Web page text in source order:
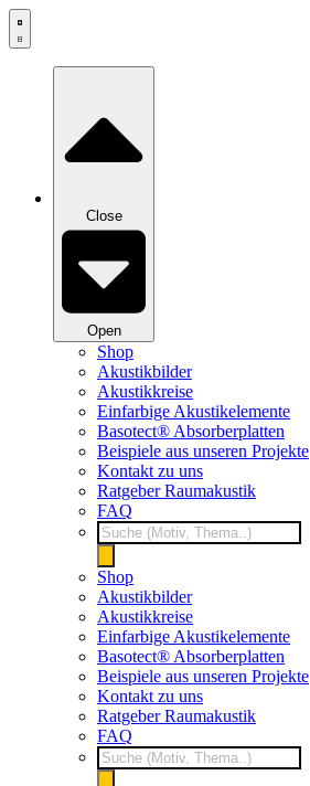
Zum
Inhalt
Close
Open
Shop
Akustikbilder
Akustikkreise
Einfarbige Akustikelemente
Basotect® Absorberplatten
Beispiele aus unseren Projekte
Kontakt zu uns
Ratgeber Raumakustik
FAQ
Products
search
Shop
Akustikbilder
Akustikkreise
Einfarbige Akustikelemente
Basotect® Absorberplatten
Beispiele aus unseren Projekte
Kontakt zu uns
Ratgeber Raumakustik
FAQ
Products
search